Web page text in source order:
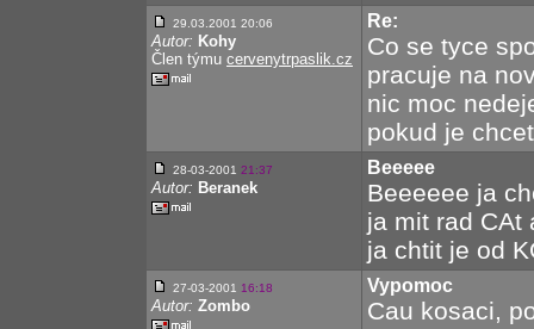
29.03.2001 20:06
Autor: Kohy
Člen týmu cervenytrpaslik.cz
Re:
Co se tyce
pracuje na
nic moc
pokud je
28-03-2001 21:37
Autor: Beranek
Beeeee
Beeeeee ja
ja mit rad CAt
ja chtit je od
27-03-2001 16:18
Autor: Zombo
Vypomoc
Cau kosaci,